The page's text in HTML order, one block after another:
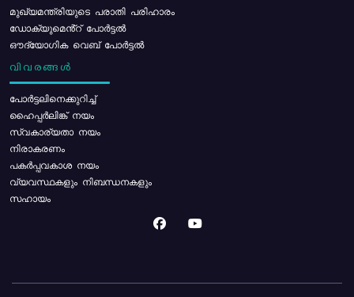
മുഖ്യമന്ത്രിയുടെ പരാതി പരിഹാരം
ഡോക്യുമെൻ്റ് പോർട്ടൽ
ഔദ്യോഗിക വെബ് പോർട്ടൽ
വിവരങ്ങൾ
പോര്‍ട്ടലിനെക്കുറിച്ച്
ഹൈപ്പർലിങ്ക് നയം
സ്വകാര്യതാ നയം
നിരാകരണം
പകർപ്പവകാശ നയം
വ്യവസ്ഥകളും നിബന്ധനകളും
സഹായം